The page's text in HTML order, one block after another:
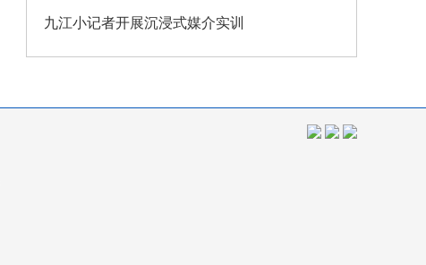
九江小记者开展沉浸式媒介实训